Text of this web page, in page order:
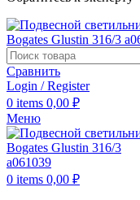
Сравнить
Login / Register
0 items 0,00 ₽
Меню
0 items 0,00 ₽